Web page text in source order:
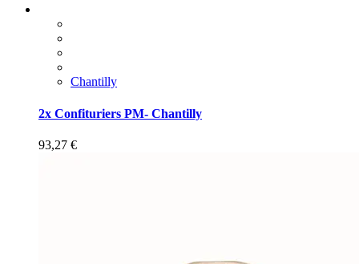
Chantilly
2x Confituriers PM- Chantilly
93,27 €